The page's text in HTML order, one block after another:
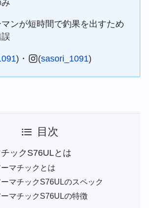
ンが短時間で釣果を出すため
)・ (sasori_1091)
目次
ックS76ULとは
マチックとは
ーマチックS76ULのスペック
ーマチックS76ULの特徴